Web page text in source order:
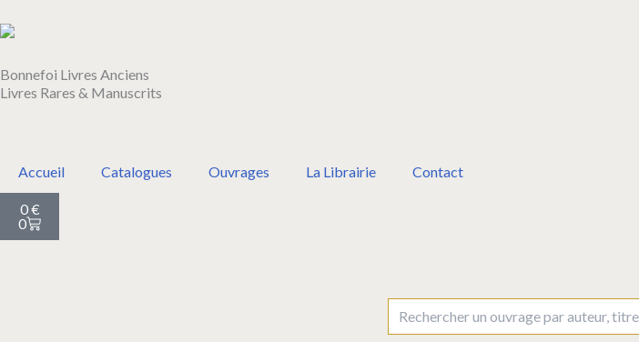
au
Bonnefoi Livres Anciens
Livres Rares & Manuscrits
Accueil Catalogues Ouvrages La Librairie Contact
0€
0
Panier